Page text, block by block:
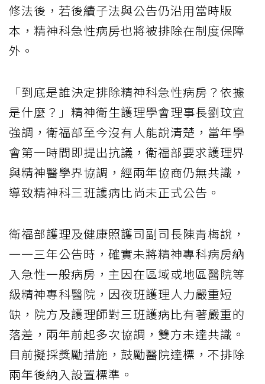
修法後，若後續子法與公告仍沿用當時版
本，精神科急性病房也將被排除在制度保障
外。
「到底是誰決定排除精神科急性病房？依據
是什麼？」精神衛生護理學會理事長劉玟宜
強調，衛福部至今沒有人能說清楚，當年學
會第一時間即提出抗議，衛福部要求護理界
與精神醫學界協調，經兩年協商仍無共識，
導致精神科三班護病比尚未正式公告。
衛福部護理及健康照護司副司長陳青梅說，
一一三年公告時，確實未將精神專科病房納
入急性一般病房，主因在區域或地區醫院等
級精神專科醫院，因夜班護理人力嚴重短
缺，院方及護理師對三班護病比有著嚴重的
落差，兩年前起多次協調，雙方未達共識。
目前擬採獎勵措施，鼓勵醫院達標，不排除
兩年後納入設置標準。